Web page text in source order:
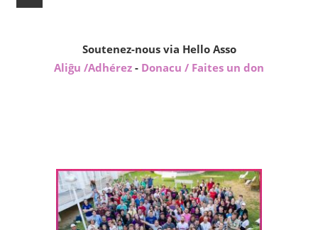
Posts
Soutenez-nous via Hello Asso
Aliĝu /Adhérez - Donacu / Faites un don